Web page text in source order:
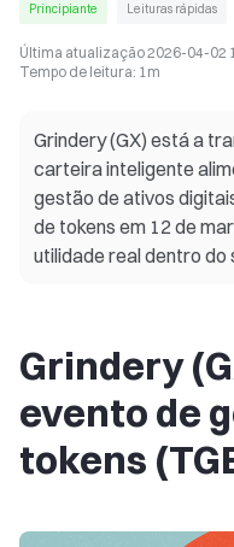
Principiante Leituras rápidas
Última atualização2026-04-02
Tempo de leitura: 1m
Grindery (GX) está a
carteira inteligente
gestão de ativos
de tokens em 12 de
utilidade real dentro do
Grindery
evento de
tokens